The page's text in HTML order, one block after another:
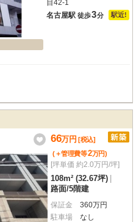
目42-1
名古屋駅 徒歩3分 駅近!
66万円 [税込]
(＋管理費等2万円)
[坪単価 約2.0万円/坪]
108m² (32.67坪)
路面/5階建
保証金 360万円
駐車場
なし